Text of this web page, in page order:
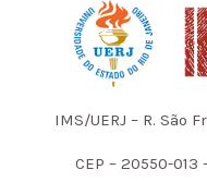
IMS/UERJ – R. São
CEP – 20550-013